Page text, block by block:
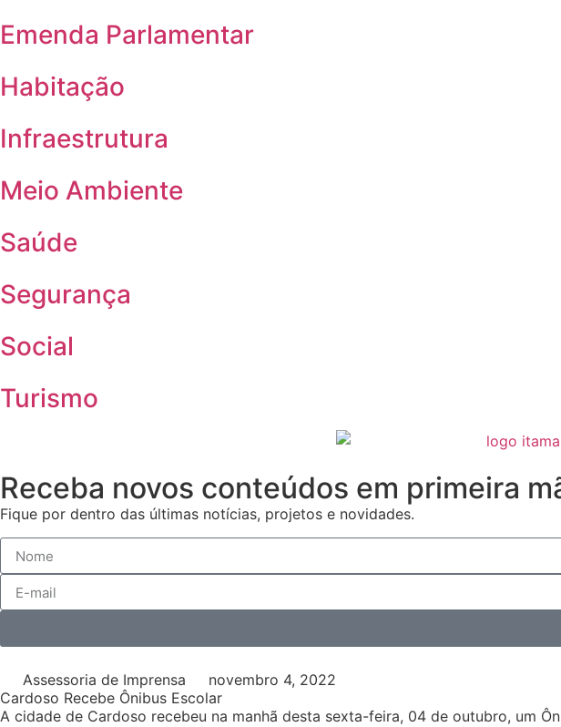
Emenda Parlamentar
Habitação
Infraestrutura
Meio Ambiente
Saúde
Segurança
Social
Turismo
Receba novos conteúdos em primeira
Fique por dentro das últimas notícias, projetos e novidades.
Assessoria de Imprensa
novembro 4, 2022
Cardoso Recebe Ônibus Escolar
A cidade de Cardoso recebeu na manhã desta sexta-feira, 04 de outubro, um